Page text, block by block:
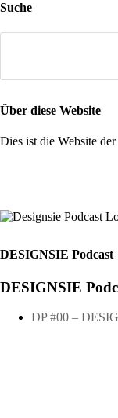
Suche
Über diese Website
Dies ist die Website
DESIGNSIE Podcast
DESIGNSIE
DP #00 –